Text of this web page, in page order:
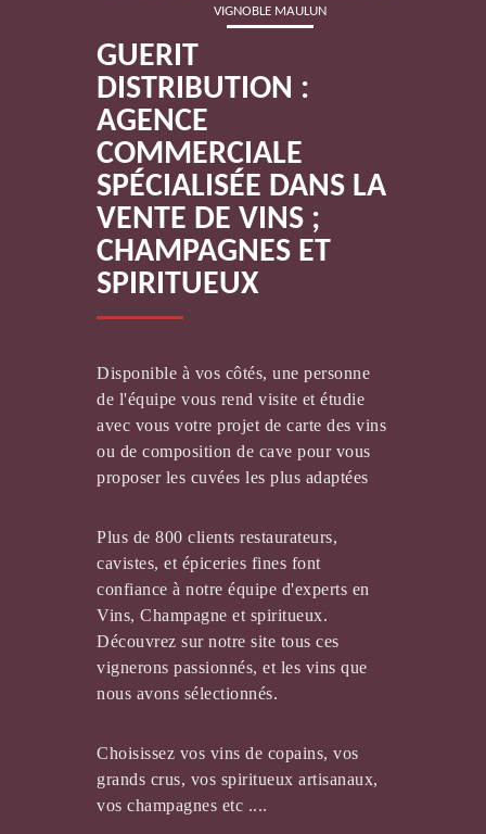
VIGNOBLE MAULUN
VIGNOBLE SCHLUMBERGER
VIGNOBLE THIOU THOMAS
DOMAINE DU BOIS MAYAUD
GUERIT
DISTRIBUTION :
AGENCE
COMMERCIALE
SPÉCIALISÉE DANS LA
VENTE DE VINS ;
CHAMPAGNES ET
SPIRITUEUX
Disponible à vos côtés, une personne
de l'équipe vous rend visite et étudie
avec vous votre projet de carte des vins
ou de composition de cave pour vous
proposer les cuvées les plus adaptées
Plus de 800 clients restaurateurs,
cavistes, et épiceries fines font
confiance à notre équipe d'experts en
Vins, Champagne et spiritueux.
Découvrez sur notre site tous ces
vignerons passionnés, et les vins que
nous avons sélectionnés.
Choisissez vos vins de copains, vos
grands crus, vos spiritueux artisanaux,
vos champagnes etc ....